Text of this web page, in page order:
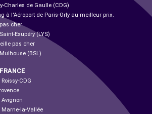
Charles de Gaulle (CDG)
à l'Aéroport de Paris-Orly au meilleur prix.
cher
Exupéry (LYS)
pas cher
(BSL)
CDG
la-Vallée